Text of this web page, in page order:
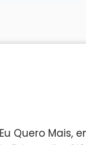
Quero Mais,